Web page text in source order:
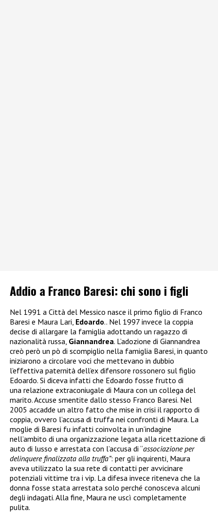
Addio a Franco Baresi: chi sono i figli
Nel 1991 a Città del Messico nasce il primo figlio di Franco
Baresi e Maura Lari, Edoardo.. Nel 1997 invece la coppia
decise di allargare la famiglia adottando un ragazzo di
nazionalità russa, Giannandrea. L’adozione di Giannandrea
creò però un pò di scompiglio nella famiglia Baresi, in quanto
iniziarono a circolare voci che mettevano in dubbio
l’effettiva paternità dell’ex difensore rossonero sul figlio
Edoardo. Si diceva infatti che Edoardo fosse frutto di
una relazione extraconiugale di Maura con un collega del
marito. Accuse smentite dallo stesso Franco Baresi. Nel
2005 accadde un altro fatto che mise in crisi il rapporto di
coppia, ovvero l’accusa di truffa nei confronti di Maura. La
moglie di Baresi fu infatti coinvolta in un’indagine
nell’ambito di una organizzazione legata alla ricettazione di
auto di lusso e arrestata con l’accusa di “associazione per
delinquere finalizzata alla truffa”: per gli inquirenti, Maura
aveva utilizzato la sua rete di contatti per avvicinare
potenziali vittime tra i vip. La difesa invece riteneva che la
donna fosse stata arrestata solo perché conosceva alcuni
degli indagati. Alla fine, Maura ne uscì completamente
pulita.